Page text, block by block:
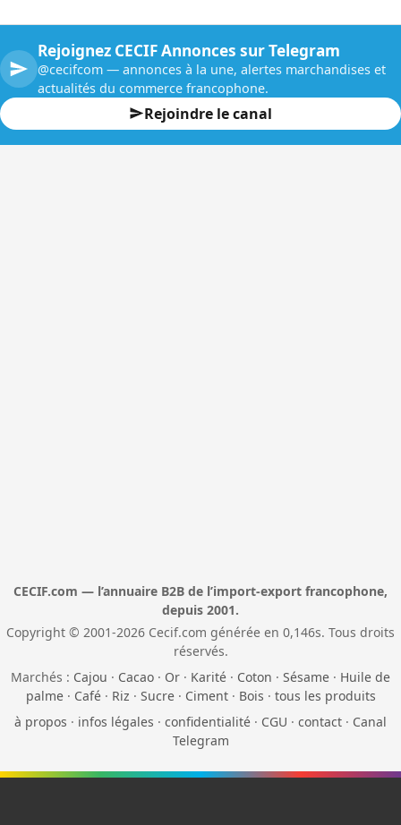
Rejoignez CECIF Annonces sur Telegram
@cecifcom — annonces à la une, alertes marchandises et
actualités du commerce francophone.
Rejoindre le canal
CECIF.com — l’annuaire B2B de l’import-export francophone,
depuis 2001.
Copyright © 2001-2026 Cecif.com générée en 0,146s. Tous droits
réservés.
Marchés : Cajou · Cacao · Or · Karité · Coton · Sésame · Huile de
palme· Café· Riz · Sucre· Ciment· Bois · tous les produits
à propos · infos légales · confidentialité · CGU · contact · Canal
Telegram